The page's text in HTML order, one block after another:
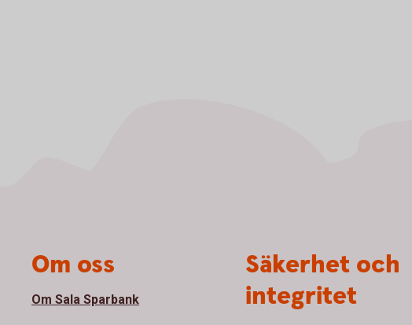
Om oss
Om Sala Sparbank
Säkerhet och
integritet